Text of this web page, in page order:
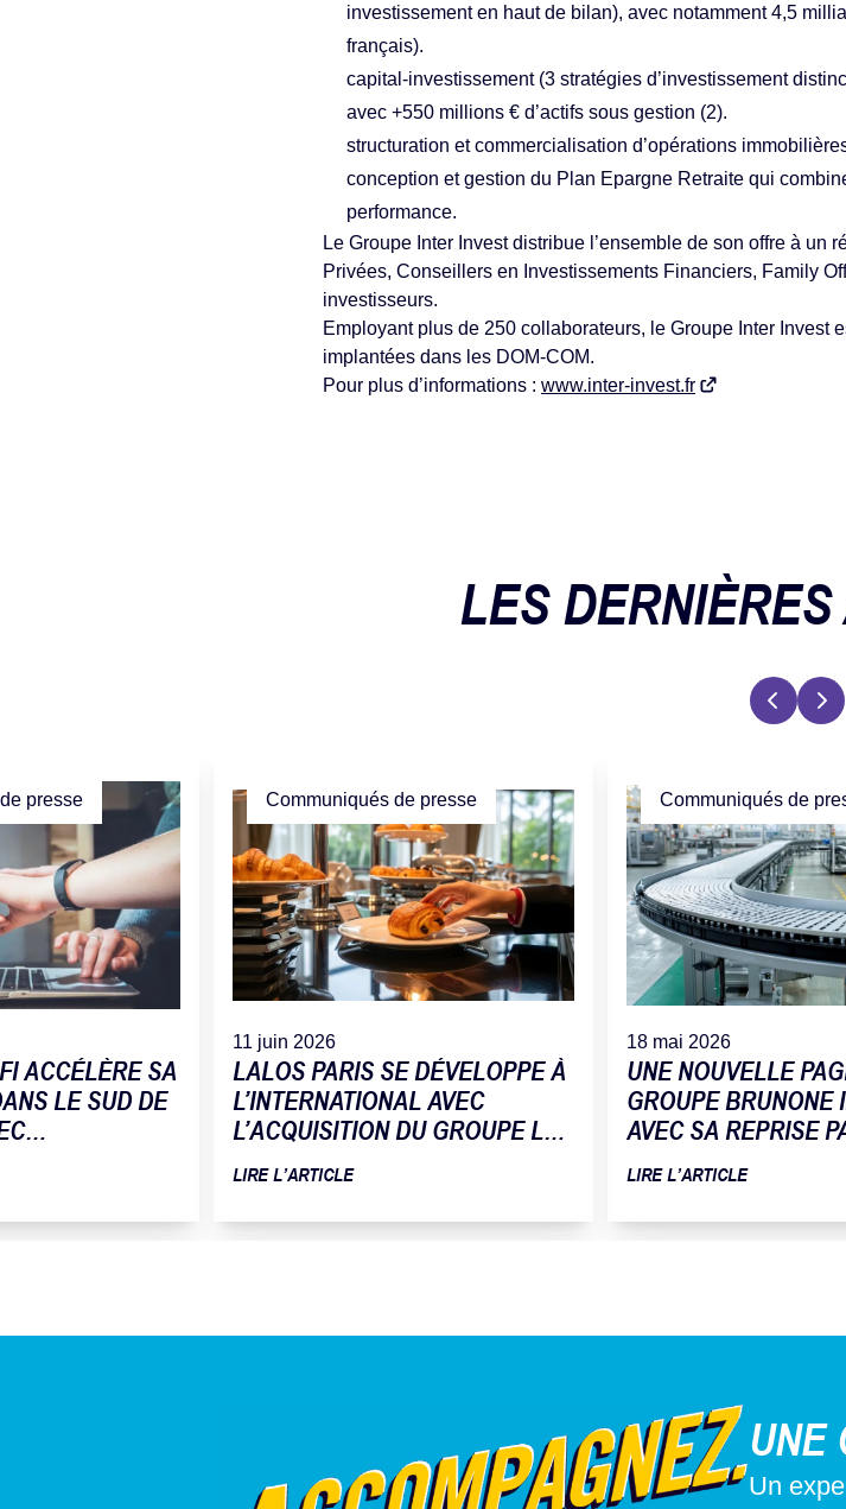
investissement en haut de bilan), avec notamment 4,5
français).
capital-investissement (3 stratégies d’investissement
avec +550 millions € d’actifs sous gestion (2).
structuration et commercialisation d’opérations
conception et gestion du Plan Epargne Retraite qui
performance.
Le Groupe Inter Invest distribue l’ensemble de son offre à un
Privées, Conseillers en Investissements Financiers, Family
investisseurs.
Employant plus de 250 collaborateurs, le Groupe Inter Invest
implantées dans les DOM-COM.
Pour plus d’informations : www.inter-invest.fr
LES
presse
ACCÉLÈRE SA
LE SUD DE
Communiqués de presse
11 juin 2026
LALOS PARIS SE DÉVELOPPE À
L’INTERNATIONAL AVEC
L’ACQUISITION DU GROUPE LA
LIRE L’ARTICLE
Communiqués de
18 mai 2026
UNE NOUVELLE
GROUPE BRUNONE
AVEC SA REPRISE
LIRE L’ARTICLE
UNE
Un